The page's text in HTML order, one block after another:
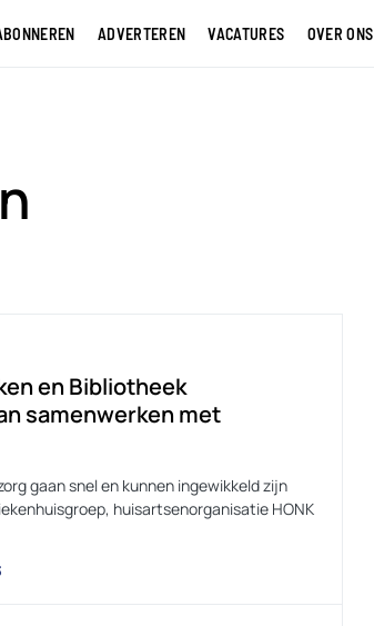
ADVERTEREN VACATURES OVER ONS
en Bibliotheek
samenwerken met
gaan snel en kunnen ingewikkeld zijn
huisartsenorganisatie HONK